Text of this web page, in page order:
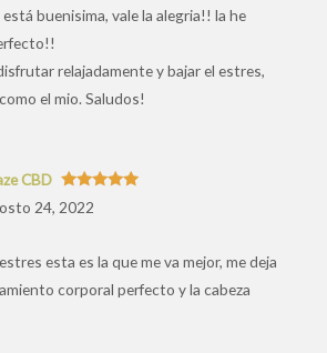
buenisima, vale la alegria!! la he
relajadamente y bajar el estres,
el mio. Saludos!
Valorado
con5
CBD
24, 2022
esta es la que me va mejor, me deja
corporal perfecto y la cabeza